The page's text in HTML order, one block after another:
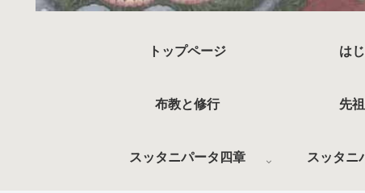
トップページ は
布教と修行 先
スッタニパータ四章 スッタニ